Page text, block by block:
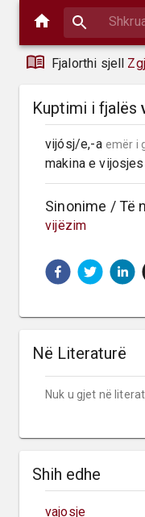
Fjalorthi sjell
Kuptimi i fjalës
vijósj/e,-a emër i
makina e
Sinonime / Të
vijëzim
Në Literaturë
Nuk u gjet në
Shih edhe
vajosje